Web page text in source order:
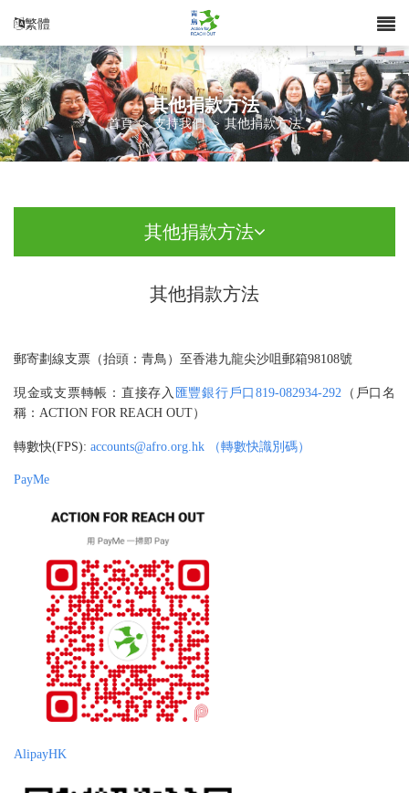
繁體
其他捐款方法
首頁 > 支持我們 > 其他捐款方法
其他捐款方法
其他捐款方法
郵寄劃線支票（抬頭：青鳥）至香港九龍尖沙咀郵箱98108號
現金或支票轉帳：直接存入 匯豐銀行戶口819-082934-292 （戶口名
稱：ACTION FOR REACH OUT）
轉數快(FPS): accounts@afro.org.hk （轉數快識別碼）
PayMe
AlipayHK